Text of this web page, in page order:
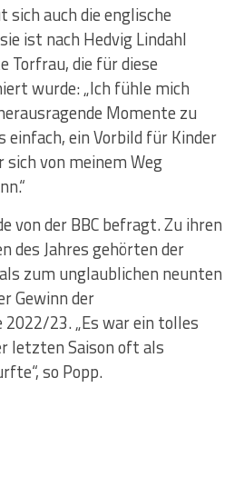
sich auch die englische
ist nach Hedvig Lindahl
Torfrau, die für diese
wurde: „Ich fühle mich
Momente zu
einfach, ein Vorbild für Kinder
sich von meinem Weg
von der BBC befragt. Zu ihren
des Jahres gehörten der
zum unglaublichen neunten
Gewinn der
2022/23. „Es war ein tolles
letzten Saison oft als
so Popp.